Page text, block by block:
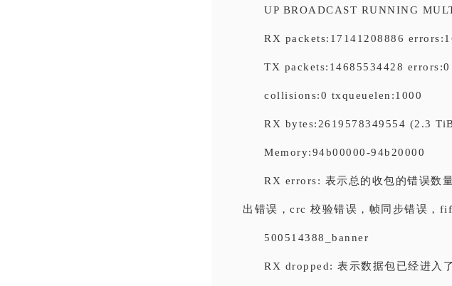
UP BROADCAST RUNNING
RX packets:17141208886
TX packets:14685534428
collisions:0 txqueuelen:1000
RX bytes:2619578349554 (2.3
Memory:94b00000-94b20000
RX errors: 表示总的收包的错误数
出错误，crc 校验错误，帧同步错误，
500514388_banner
RX dropped: 表示数据包已经进入